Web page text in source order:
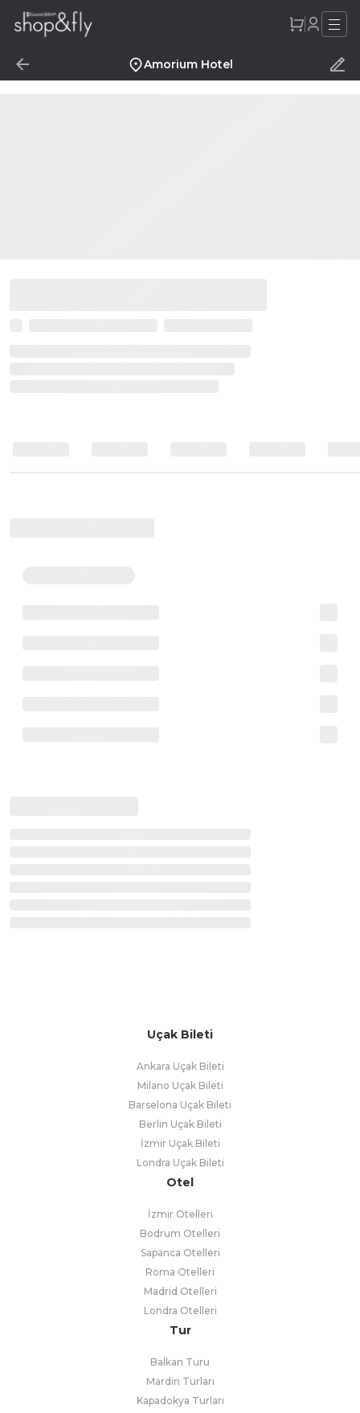
Amorium Hotel
Uçak Bileti
Ankara Uçak Bileti
Milano Uçak Bileti
Barselona Uçak Bileti
Berlin Uçak Bileti
İzmir Uçak Bileti
Londra Uçak Bileti
Otel
İzmir Otelleri
Bodrum Otelleri
Sapanca Otelleri
Roma Otelleri
Madrid Otelleri
Londra Otelleri
Tur
Balkan Turu
Mardin Turları
Kapadokya Turları